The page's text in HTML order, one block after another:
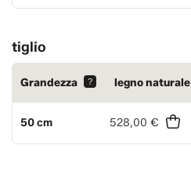
tiglio
Grandezza ? legno naturale
50 cm 528,00 €